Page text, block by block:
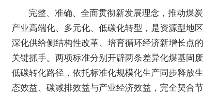
完整、准确、全面贯彻新发展理念，推动煤炭
产业高端化、多元化、低碳化转型，是资源型地区
深化供给侧结构性改革、培育循环经济新增长点的
关键抓手。两项标准分别开辟两条差异化煤基固废
低碳转化路径，依托标准化规模化生产同步释放生
态效益、碳减排效益与产业经济效益，完全契合节